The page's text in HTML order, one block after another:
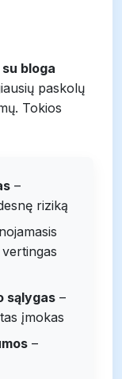
bloga
paskolų
Tokios
–
riziką
sąlygas –
įmokas
–